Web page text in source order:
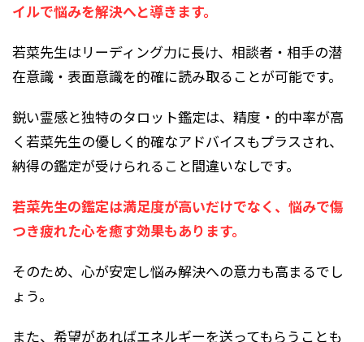
イルで悩みを解決へと導きます。
若菜先生はリーディング力に長け、相談者・相手の潜
在意識・表面意識を的確に読み取ることが可能です。
鋭い霊感と独特のタロット鑑定は、精度・的中率が高
く若菜先生の優しく的確なアドバイスもプラスされ、
納得の鑑定が受けられること間違いなしです。
若菜先生の鑑定は満足度が高いだけでなく、悩みで傷
つき疲れた心を癒す効果もあります。
そのため、心が安定し悩み解決への意力も高まるでし
ょう。
また、希望があればエネルギーを送ってもらうことも